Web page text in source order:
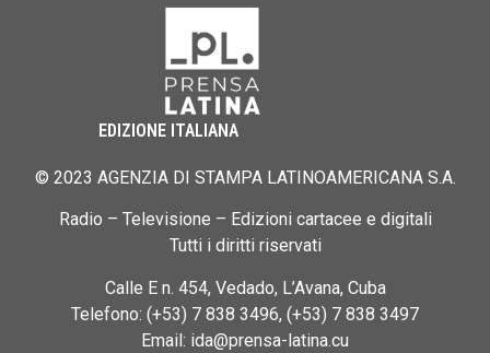
EDIZIONE ITALIANA
© 2023 AGENZIA DI STAMPA LATINOAMERICANA S.A.
Radio – Televisione – Edizioni cartacee e digitali
Tutti i diritti riservati
Calle E n. 454, Vedado, L’Avana, Cuba
Telefono: (+53) 7 838 3496, (+53) 7 838 3497
Email: ida@prensa-latina.cu